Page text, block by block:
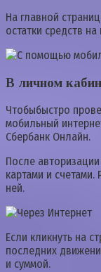
На главной
остатки средств на
В личном
Чтобыбыстро
мобильный
Сбербанк Онлайн.
После
картами и
ней.
Если кликнуть на
последних
и суммой.